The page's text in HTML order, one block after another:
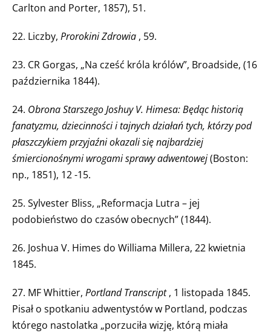
Carlton and Porter, 1857), 51.
22. Liczby, Prorokini Zdrowia , 59.
23. CR Gorgas, „Na cześć króla królów”, Broadside, (16
października 1844).
24. Obrona Starszego Joshuy V. Himesa: Będąc historią
fanatyzmu, dziecinności i tajnych działań tych, którzy pod
płaszczykiem przyjaźni okazali się najbardziej
śmiercionośnymi wrogami sprawy adwentowej(Boston:
np., 1851), 12 -15.
25. Sylvester Bliss, „Reformacja Lutra – jej
podobieństwo do czasów obecnych” (1844).
26. Joshua V. Himes do Williama Millera, 22 kwietnia
1845.
27. MF Whittier, Portland Transcript, 1 listopada 1845.
Pisał o spotkaniu adwentystów w Portland, podczas
którego nastolatka „porzuciła wizję, którą miała